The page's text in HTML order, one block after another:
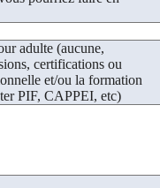
adulte (aucune,
certifications ou
et/ou la formation
PIF, CAPPEI, etc)